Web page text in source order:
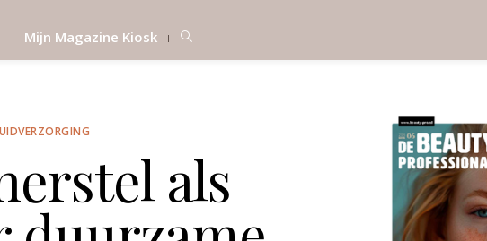
Mijn Magazine Kiosk
als